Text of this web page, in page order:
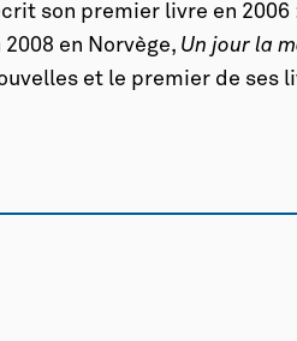
son premier livre en 2006
2008 en Norvège, Un jour la
et le premier de ses